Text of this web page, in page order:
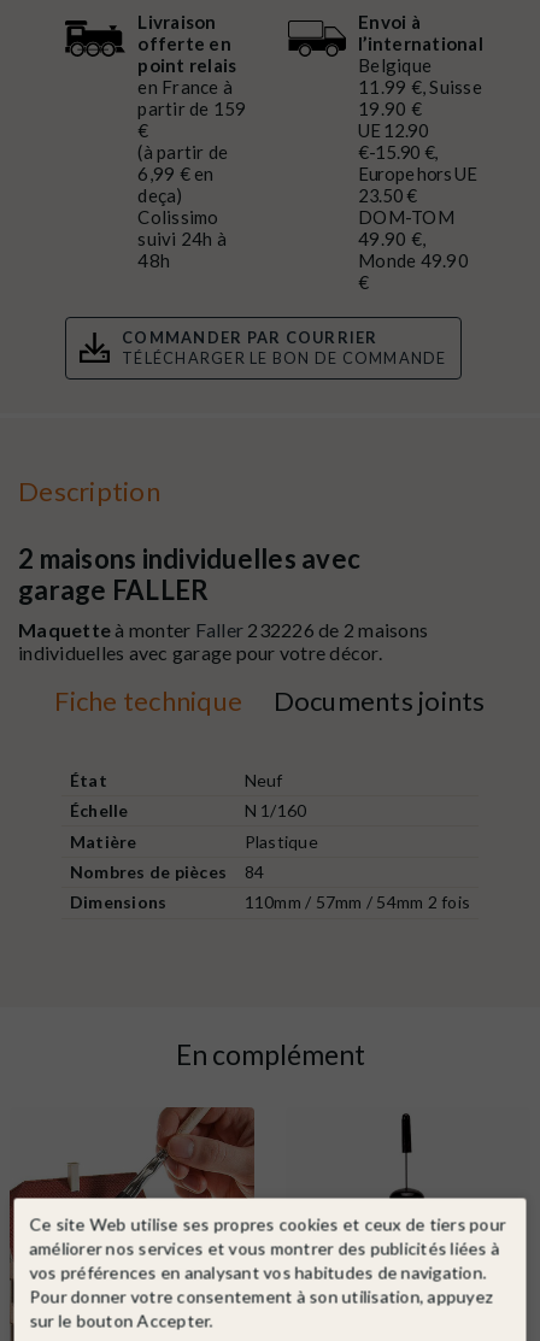
Livraison
offerte en
point relais
en France à
partir de 159
€
(à partir de
6,99 € en
deça)
Colissimo
suivi 24h à
48h
Envoi à
l’international
Belgique
11.99 €, Suisse
19.90 €
UE 12.90
€-15.90 €,
Europe hors UE
23.50 €
DOM-TOM
49.90 €,
Monde 49.90
€
COMMANDER PAR COURRIER
TÉLÉCHARGER LE BON DE COMMANDE
Description
2 maisons individuelles avec
garage FALLER
Maquette à monter Faller 232226 de 2 maisons
individuelles avec garage pour votre décor.
Fiche technique Documents joints
État
Neuf
Échelle
N 1/160
Matière
Plastique
Nombres de pièces
84
Dimensions
110mm / 57mm / 54mm 2 fois
En complément
Ce site Web utilise ses propres cookies et ceux de tiers pour
améliorer nos services et vous montrer des publicités liées à
vos préférences en analysant vos habitudes de navigation.
Pour donner votre consentement à son utilisation, appuyez
sur le bouton Accepter.